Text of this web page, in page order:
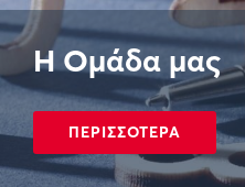
Η Ομάδα μας
ΠΕΡΙΣΣΟΤΕΡΑ